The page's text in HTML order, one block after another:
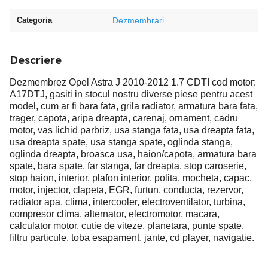
Categoria Dezmembrari
Descriere
Dezmembrez Opel Astra J 2010-2012 1.7 CDTI cod motor:
A17DTJ, gasiti in stocul nostru diverse piese pentru acest
model, cum ar fi bara fata, grila radiator, armatura bara fata,
trager, capota, aripa dreapta, carenaj, ornament, cadru
motor, vas lichid parbriz, usa stanga fata, usa dreapta fata,
usa dreapta spate, usa stanga spate, oglinda stanga,
oglinda dreapta, broasca usa, haion/capota, armatura bara
spate, bara spate, far stanga, far dreapta, stop caroserie,
stop haion, interior, plafon interior, polita, mocheta, capac,
motor, injector, clapeta, EGR, furtun, conducta, rezervor,
radiator apa, clima, intercooler, electroventilator, turbina,
compresor clima, alternator, electromotor, macara,
calculator motor, cutie de viteze, planetara, punte spate,
filtru particule, toba esapament, jante, cd player, navigatie.